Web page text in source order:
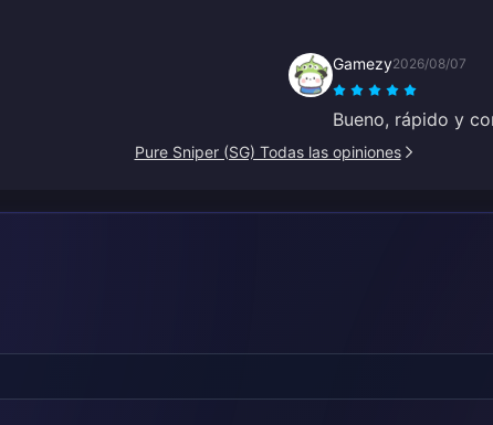
Gamezy2026/08/07
Bueno, rápido y
Pure Sniper (SG) Todas las opiniones